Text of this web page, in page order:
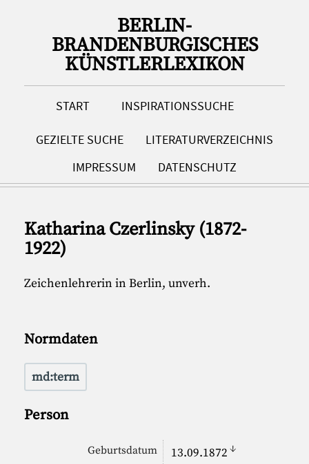
BERLIN-
BRANDENBURGISCHES
KÜNSTLERLEXIKON
START INSPIRATIONSSUCHE
GEZIELTE SUCHE
LITERATURVERZEICHNIS
IMPRESSUM
DATENSCHUTZ
Katharina Czerlinsky (1872-
1922)
Zeichenlehrerin in Berlin, unverh.
Normdaten
md:term
Person
Geburtsdatum 13.09.1872 ↓